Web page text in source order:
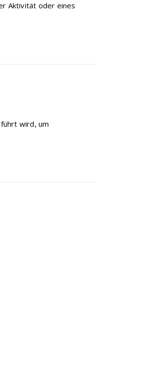
Aktivität oder eines
wird, um